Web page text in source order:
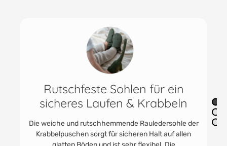
Praktisch & vielfältig einsetzbar
Die praktischen Jungen und Mädchenschuhe finden
immer Anwendung. In der Kita als Kitaschuhe oder
Babyturnschuhe. HOBEA Lederpuschen werden
gerne getragen. Für Unterwegs zu Oma und Opa und